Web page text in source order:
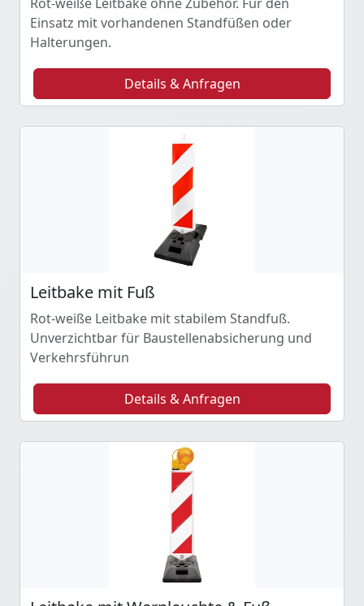
Einsatz mit vorhandenen Standfüßen oder
Halterungen.
Details & Anfragen
Leitbake mit Fuß
Rot-weiße Leitbake mit stabilem Standfuß.
Unverzichtbar für Baustellenabsicherung und
Verkehrsführun
Details & Anfragen